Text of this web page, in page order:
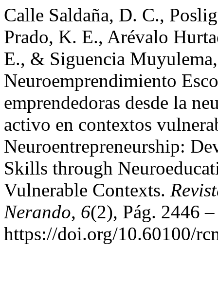
Calle Saldaña, D. C.,
Prado, K. E., Arévalo
E., & Siguencia
Neuroemprendimiento
emprendedoras desde la
activo en contextos
Neuroentrepreneurship:
Skills through
Vulnerable Contexts.
Nerando, 6(2), Pág. 2446
https://doi.org/10.60100/